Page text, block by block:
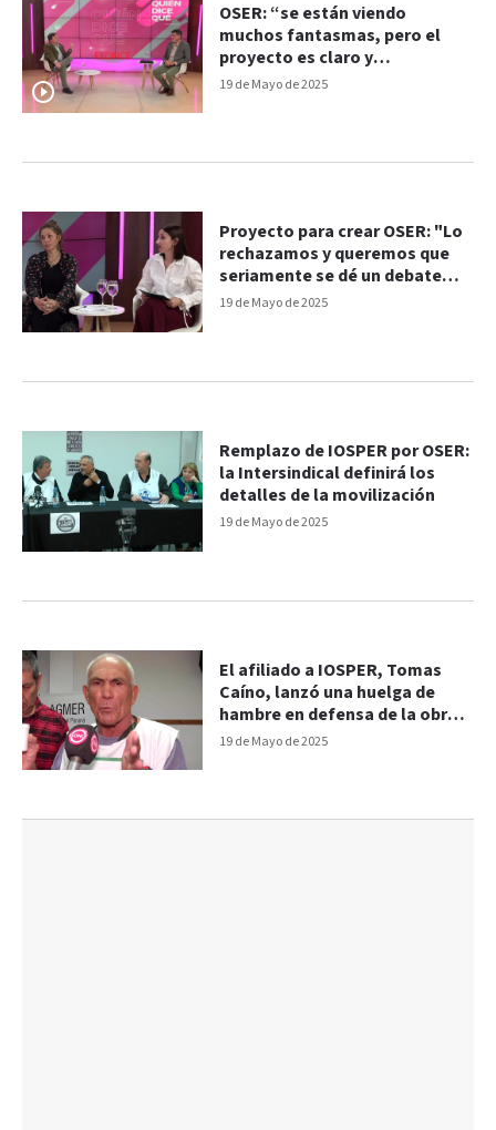
19 de Mayo de 2025
OSER: “se están viendo
muchos fantasmas, pero el
proyecto es claro y
transparente”, dijo el senador
19 de Mayo de 2025
Proyecto para crear OSER: "Lo
rechazamos y queremos que
seriamente se dé un debate
técnico", dijeron trabajadoras
19 de Mayo de 2025
Remplazo de IOSPER por OSER:
la Intersindical definirá los
detalles de la movilización
19 de Mayo de 2025
El afiliado a IOSPER, Tomas
Caíno, lanzó una huelga de
hambre en defensa de la obra
social